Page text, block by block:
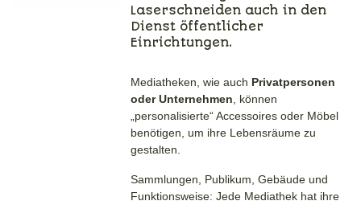
Kreationen für
Mediatheken.
Laserschneiden auch in den
Dienst öffentlicher
Einrichtungen.
Mediatheken, wie auch Privatpersonen
oder Unternehmen , können
„personalisierte“ Accessoires oder Möbel
benötigen, um ihre Lebensräume zu
gestalten.
Sammlungen, Publikum, Gebäude und
Funktionsweise: Jede Mediathek hat ihre